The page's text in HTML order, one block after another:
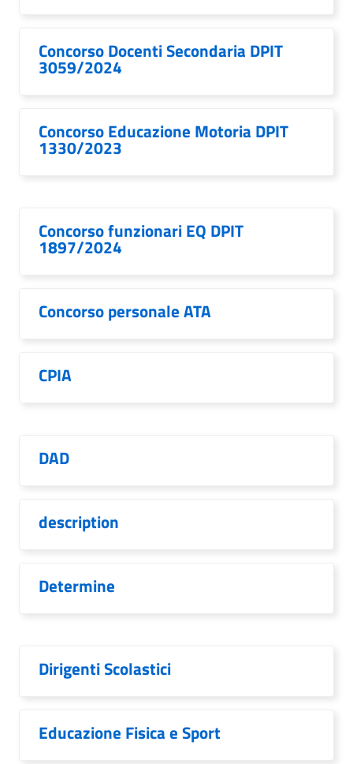
Concorso Docenti Secondaria DPIT
3059/2024
Concorso Educazione Motoria DPIT
1330/2023
Concorso funzionari EQ DPIT
1897/2024
Concorso personale ATA
CPIA
DAD
description
Determine
Dirigenti Scolastici
Educazione Fisica e Sport